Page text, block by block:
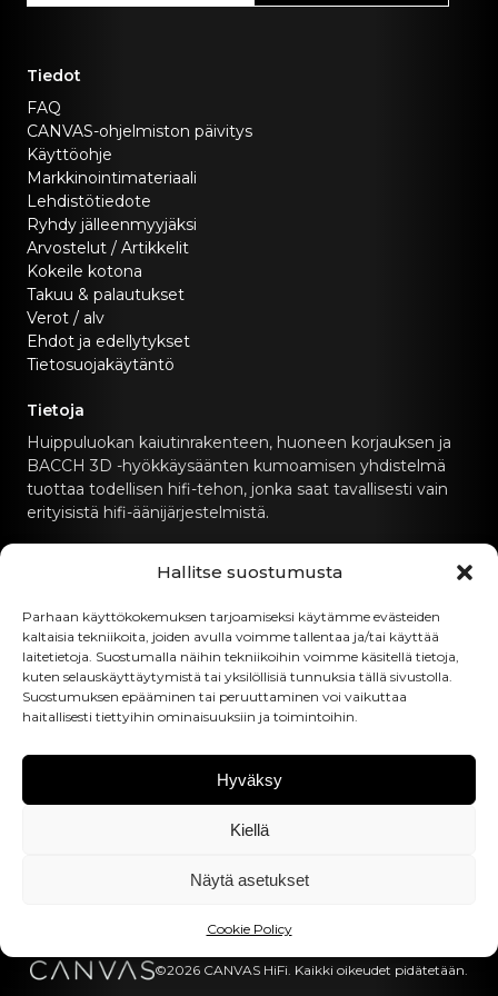
Hallitse suostumusta
Parhaan käyttökokemuksen tarjoamiseksi käytämme evästeiden
kaltaisia tekniikoita, joiden avulla voimme tallentaa ja/tai käyttää
laitetietoja. Suostumalla näihin tekniikoihin voimme käsitellä tietoja,
kuten selauskäyttäytymistä tai yksilöllisiä tunnuksia tällä sivustolla.
Suostumuksen epääminen tai peruuttaminen voi vaikuttaa
haitallisesti tiettyihin ominaisuuksiin ja toimintoihin.
Hyväksy
Kiellä
Näytä asetukset
Cookie Policy
Tiedot
FAQ
CANVAS-ohjelmiston päivitys
Käyttöohje
Markkinointimateriaali
Lehdistötiedote
Ryhdy jälleenmyyjäksi
Arvostelut / Artikkelit
Kokeile kotona
Takuu & palautukset
Verot / alv
Ehdot ja edellytykset
Tietosuojakäytäntö
Tietoja
Huippuluokan kaiutinrakenteen, huoneen korjauksen ja
BACCH 3D -hyökkäysäänten kumoamisen yhdistelmä
tuottaa todellisen hifi-tehon, jonka saat tavallisesti vain
erityisistä hifi-äänijärjestelmistä.
hello@canvashifi.com
Soita numeroon +45 29 75 00 45
CANVAS HiFi ApS
Flade Engvej 4
ALV-numero:DK43519425
©2026 CANVAS HiFi. Kaikki oikeudet pidätetään.